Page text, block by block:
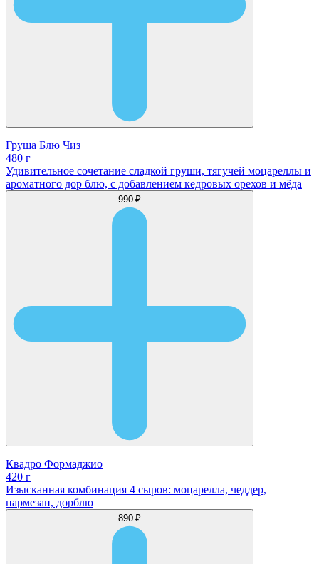
Груша Блю Чиз
480 г
Удивительное сочетание сладкой груши, тягучей моцареллы и
ароматного дор блю, с добавлением кедровых орехов и мёда
990 ₽
Квадро Формаджио
420 г
Изысканная комбинация 4 сыров: моцарелла, чеддер,
пармезан, дорблю
890 ₽